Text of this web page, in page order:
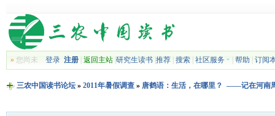
»您尚未 登录 注册| 返回主站| 研究生读书| 推荐| 搜索| 社区服务 帮助 订阅
三农中国读书论坛» 2011年暑假调查» 唐鹤语：生活，在哪里？ ——记在河南